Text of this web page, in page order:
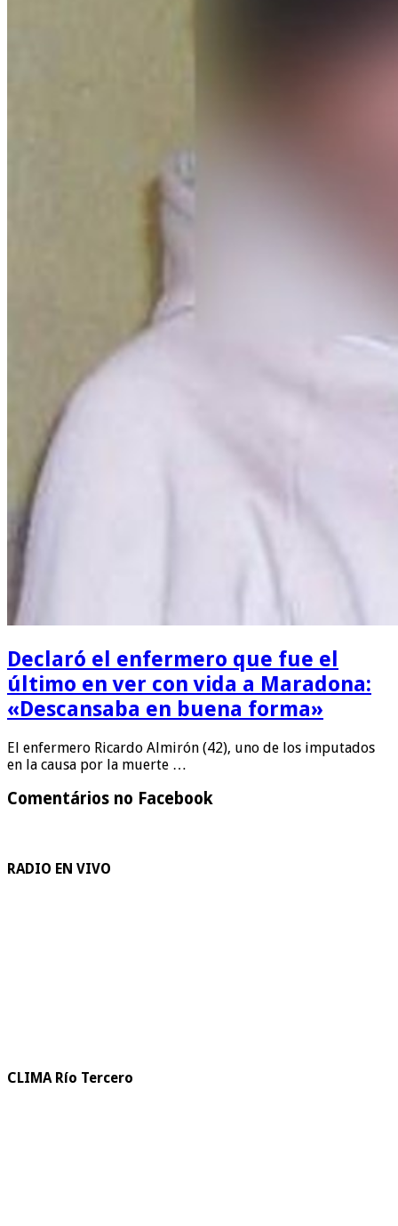
Declaró el enfermero que fue el
último en ver con vida a Maradona:
«Descansaba en buena forma»
El enfermero Ricardo Almirón (42), uno de los imputados
en la causa por la muerte …
Comentários no Facebook
RADIO EN VIVO
CLIMA Río Tercero